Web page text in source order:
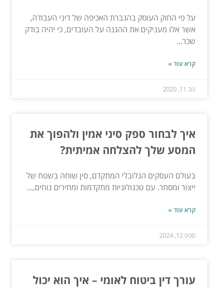
על פי החוק העוסק בהגברת האכיפה של דיני העבודה,
אשר אלו מעניקים את ההגנה על העובדים, כי יהיה בודק
שכר...
קרא עוד »
נוב 11, 2020
איך לבחור ספק סיני אמין ולהפוך את
המסע שלך להצלחה אמיתית?
בעולם העסקים הגלובלי המתקדם, סין שוחה בשטח של
ייצור ומסחר. עם טכנולוגיות מתקדמות ומחירים נוחים,...
קרא עוד »
ספט 12, 2024
עורך דין ביטוח לאומי – איך הוא יכול